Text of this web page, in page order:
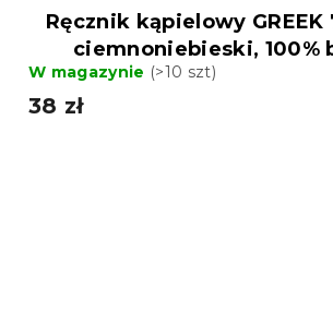
Ręcznik kąpielowy GREEK
ciemnoniebieski, 100%
W magazynie (>10 szt)
38 zł